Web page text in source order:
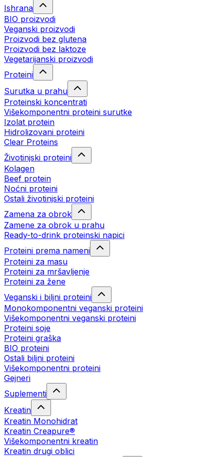
Ishrana
BIO proizvodi
Veganski proizvodi
Proizvodi bez glutena
Proizvodi bez laktoze
Vegetarijanski proizvodi
Proteini
Surutka u prahu
Proteinski koncentrati
Višekomponentni proteini surutke
Izolat protein
Hidrolizovani proteini
Clear Proteins
Životinjski proteini
Kolagen
Beef protein
Noćni proteini
Ostali životinjski proteini
Zamena za obrok
Zamene za obrok u prahu
Ready-to-drink proteinski napici
Proteini prema nameni
Proteini za masu
Proteini za mršavljenje
Proteini za žene
Veganski i biljni proteini
Monokomponentni veganski proteini
Višekomponentni veganski proteini
Proteini soje
Proteini graška
BIO proteini
Ostali biljni proteini
Višekomponentni proteini
Gejneri
Suplementi
Kreatin
Kreatin Monohidrat
Kreatin Creapure®
Višekomponentni kreatin
Kreatin drugi oblici